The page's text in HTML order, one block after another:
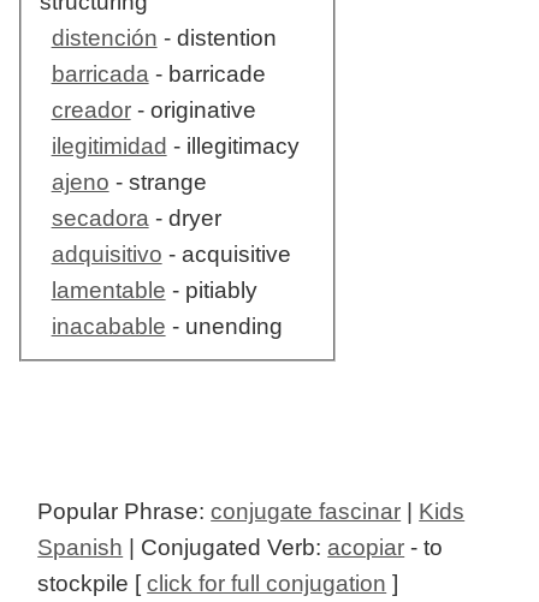
distención - distention
barricada - barricade
creador- originative
ilegitimidad - illegitimacy
ajeno - strange
secadora - dryer
adquisitivo - acquisitive
lamentable - pitiably
inacabable - unending
Popular Phrase:conjugate fascinar
Kids
Spanish | Conjugated Verb: acopiar - to
stockpile [click for full conjugation ]